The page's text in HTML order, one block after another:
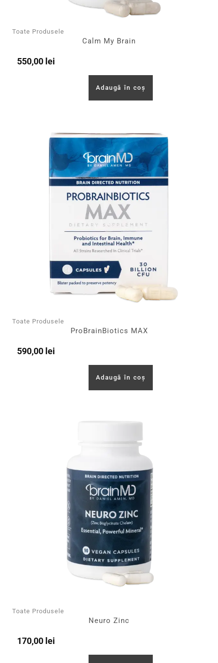
Toate Produsele
Calm My Brain
550,00 lei
Adaugă în coș
Toate Produsele
ProBrainBiotics MAX
590,00 lei
Adaugă în coș
Toate Produsele
Neuro Zinc
170,00 lei